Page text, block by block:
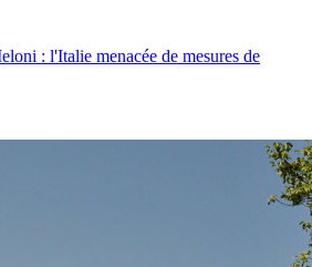
: l'Italie menacée de mesures de